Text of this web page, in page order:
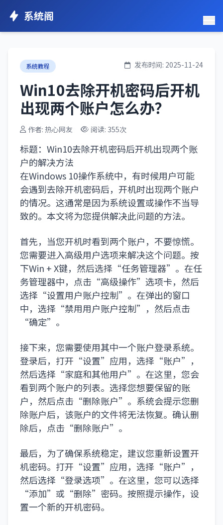
系统阁
系统教程 发布时间: 2025-11-24
Win10去除开机密码后开机
出现两个账户怎么办？
作者: 热心网友 阅读: 355次
标题：Win10去除开机密码后开机出现两个账
户的解决方法
在Windows 10操作系统中，有时候用户可能
会遇到去除开机密码后，开机时出现两个账户
的情况。这通常是因为系统设置或操作不当导
致的。本文将为您提供解决此问题的方法。
首先，当您开机时看到两个账户，不要惊慌。
您需要进入高级用户选项来解决这个问题。按
下Win + X键，然后选择“任务管理器”。在任
务管理器中，点击“高级操作”选项卡，然后
选择“设置用户账户控制”。在弹出的窗口
中，选择“禁用用户账户控制”，然后点击
“确定”。
接下来，您需要使用其中一个账户登录系统。
登录后，打开“设置”应用，选择“账户”，
然后选择“家庭和其他用户”。在这里，您会
看到两个账户的列表。选择您想要保留的账
户，然后点击“删除账户”。系统会提示您删
除账户后，该账户的文件将无法恢复。确认删
除后，点击“删除账户”。
最后，为了确保系统稳定，建议您重新设置开
机密码。打开“设置”应用，选择“账户”，
然后选择“登录选项”。在这里，您可以选择
“添加”或“删除”密码。按照提示操作，设
置一个新的开机密码。